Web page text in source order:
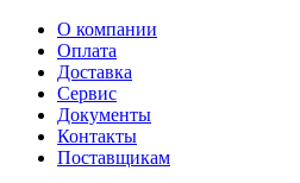
ВходРегистрация
Только
test@example.com
отправлена
Только
Восстановление
пароля
Заполните
форму.
На
вашу
Введите
новый
пароль
Пароль
успешно
Обратная
связь
Ваше
сообщение
успешно
О компании
Оплата
Доставка
Сервис
Документы
Контакты
Поставщикам